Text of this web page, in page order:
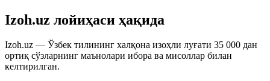
Izoh.uz лойиҳаси ҳақида
Izoh.uz — Ўзбек тилининг халқона изоҳли луғати 35 000 дан
ортиқ сўзларнинг маънолари ибора ва мисоллар билан
келтирилган.